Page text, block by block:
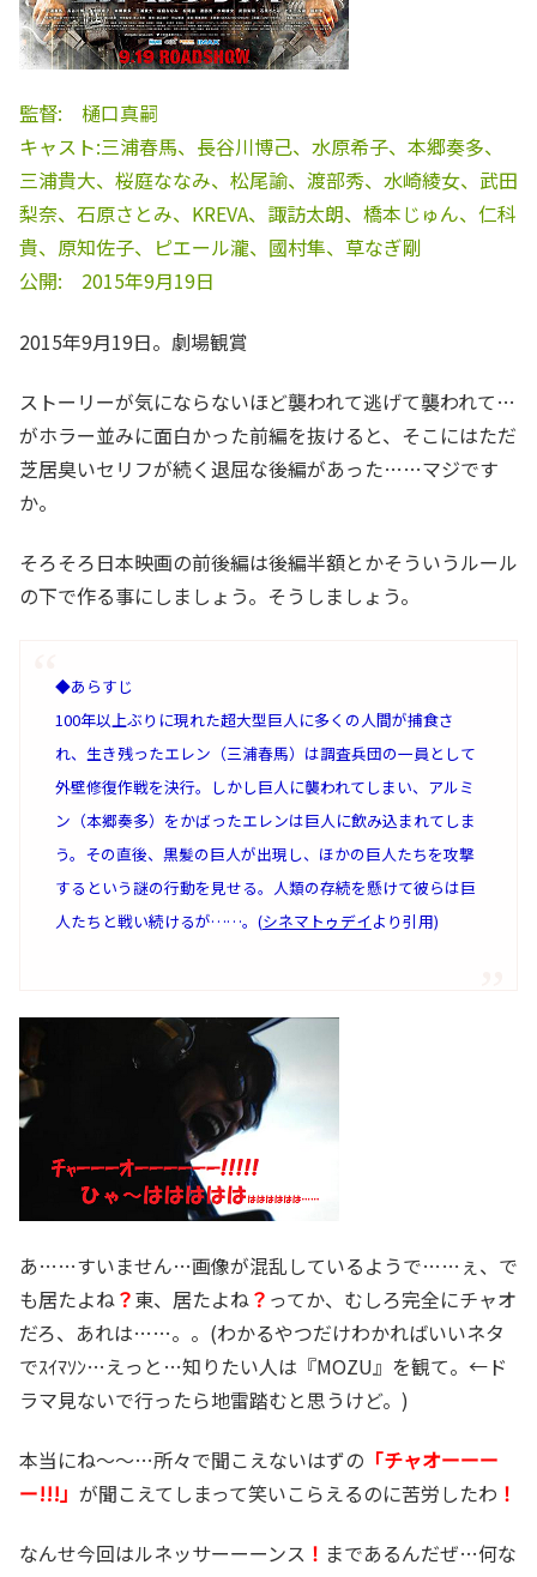
監督: 樋口真嗣
キャスト:三浦春馬、長谷川博己、水原希子、本郷奏多、
三浦貴大、桜庭ななみ、松尾諭、渡部秀、水崎綾女、武田
梨奈、石原さとみ、KREVA、諏訪太朗、橋本じゅん、仁科
貴、原知佐子、ピエール瀧、國村隼、草なぎ剛
公開: 2015年9月19日
2015年9月19日。劇場観賞
ストーリーが気にならないほど襲われて逃げて襲われて…
がホラー並みに面白かった前編を抜けると、そこにはただ
芝居臭いセリフが続く退屈な後編があった……マジです
か。
そろそろ日本映画の前後編は後編半額とかそういうルール
の下で作る事にしましょう。そうしましょう。
◆あらすじ
100年以上ぶりに現れた超大型巨人に多くの人間が捕食さ
れ、生き残ったエレン（三浦春馬）は調査兵団の一員として
外壁修復作戦を決行。しかし巨人に襲われてしまい、アルミ
ン（本郷奏多）をかばったエレンは巨人に飲み込まれてしま
う。その直後、黒髪の巨人が出現し、ほかの巨人たちを攻撃
するという謎の行動を見せる。人類の存続を懸けて彼らは巨
人たちと戦い続けるが……。(シネマトゥデイより引用)
あ……すいません…画像が混乱しているようで……ぇ、で
も居たよね？東、居たよね？ ってか、むしろ完全にチャオ
だろ、あれは……。。(わかるやつだけわかればいいネタ
でｽｲﾏｿﾝ…えっと…知りたい人は『MOZU』を観て。←ド
ラマ見ないで行ったら地雷踏むと思うけど。)
本当にね～～…所々で聞こえないはずの 「チャオーーー
ー!!!」 が聞こえてしまって笑いこらえるのに苦労したわ ！
なんせ今回はルネッサーーーンス ！ まであるんだぜ…何な